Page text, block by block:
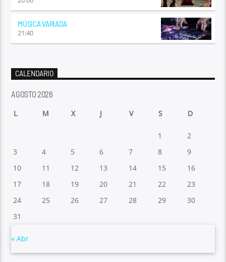
MÚSICA VARIADA
21:40
CALENDARIO
AGOSTO 2026
L M X J V S D
1
2
3
4 5 6 7 8
9
10
11 12 13 14 15
16
17
18 19 20 21 22
23
24
25 26 27 28 29
30
31
« Abr